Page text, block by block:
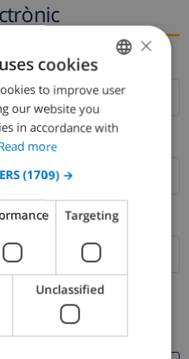
electrònic no funcioni
ENGLISH
DUTCH
CATALAN
ITALIAN
DANISH
NORWEGIAN
×
cookies
to improve user
our website you
in accordance with
more
(1709) →
Targeting
Unclassified